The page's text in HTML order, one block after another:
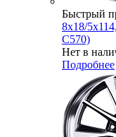
Быстрый
8x18/
C570)
Нет в
Подробнее